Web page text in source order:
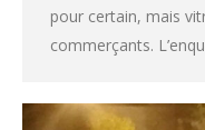
pour certain, mais
commerçants.